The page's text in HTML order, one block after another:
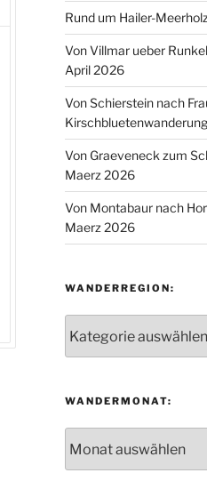
Rund um Hailer-
Von Villmar ueber
April 2026
Von Schierstein nach
Von Graeveneck zum
Maerz 2026
Von Montabaur nach
Maerz 2026
WANDERREGION:
WANDERMONAT: